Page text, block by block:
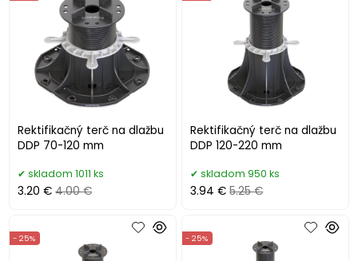
Rektifikačný terč na dlažbu
DDP 70-120 mm
skladom 1011 ks
3.20 € 4.00 €
Rektifikačný terč na dlažbu
DDP 120-220 mm
skladom 950 ks
3.94 € 5.25 €
- 25% - 25%